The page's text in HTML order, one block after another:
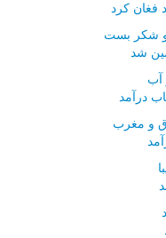
كرد
و شكر بست
شد
آب
درآمد
و مغرب